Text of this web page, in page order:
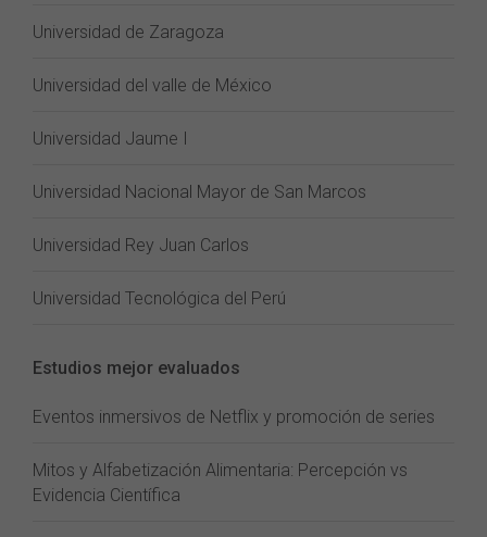
Universidad de Zaragoza
Universidad del valle de México
Universidad Jaume I
Universidad Nacional Mayor de San Marcos
Universidad Rey Juan Carlos
Universidad Tecnológica del Perú
Estudios mejor evaluados
Eventos inmersivos de Netflix y promoción de series
Mitos y Alfabetización Alimentaria: Percepción vs
Evidencia Científica